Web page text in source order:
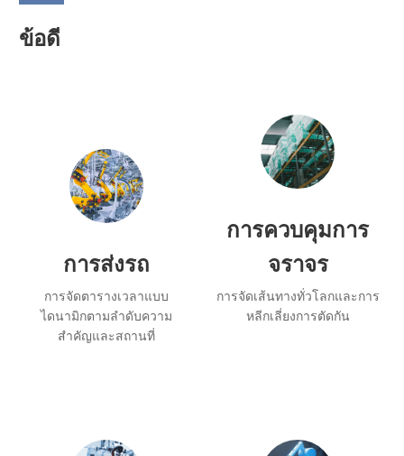
ข้อดี
การส่งรถ
การจัดตารางเวลาแบบ
ไดนามิกตามลำดับความ
สำคัญและสถานที่
การควบคุมการ
จราจร
การจัดเส้นทางทั่วโลกและการ
หลีกเลี่ยงการตัดกัน